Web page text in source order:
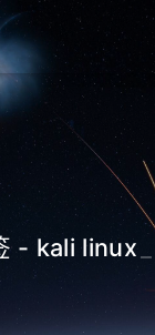
- kali linux